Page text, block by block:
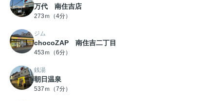
万代 南住吉店
273ｍ（4分）
ジム
chocoZAP 南住吉二丁目
453ｍ（6分）
銭湯
朝日温泉
537ｍ（7分）